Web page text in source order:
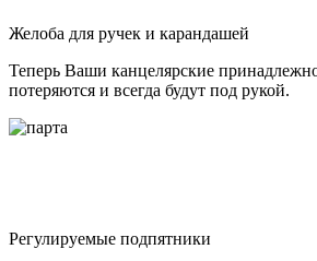
Желоба для ручек и карандашей
Теперь Ваши канцелярские
потеряются и всегда будут под рукой.
Регулируемые подпятники